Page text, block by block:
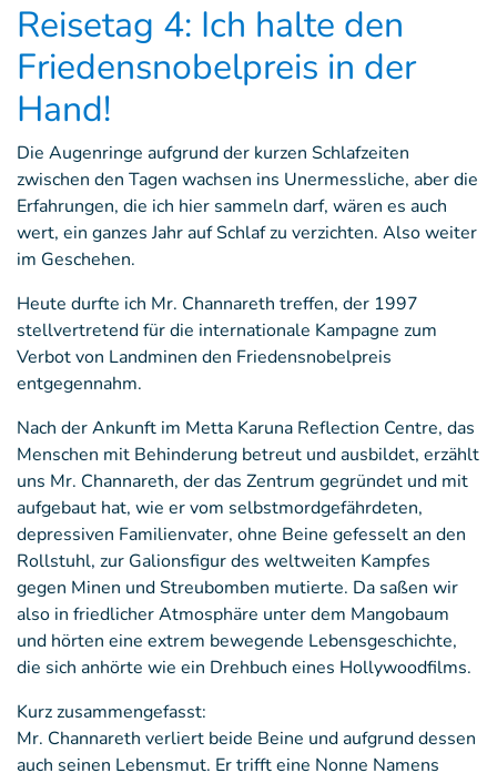
Reisetag 4: Ich halte den
Friedensnobelpreis in der
Hand!
Die Augenringe aufgrund der kurzen Schlafzeiten
zwischen den Tagen wachsen ins Unermessliche, aber die
Erfahrungen, die ich hier sammeln darf, wären es auch
wert, ein ganzes Jahr auf Schlaf zu verzichten. Also weiter
im Geschehen.
Heute durfte ich Mr. Channareth treffen, der 1997
stellvertretend für die internationale Kampagne zum
Verbot von Landminen den Friedensnobelpreis
entgegennahm.
Nach der Ankunft im Metta Karuna Reflection Centre, das
Menschen mit Behinderung betreut und ausbildet, erzählt
uns Mr. Channareth, der das Zentrum gegründet und mit
aufgebaut hat, wie er vom selbstmordgefährdeten,
depressiven Familienvater, ohne Beine gefesselt an den
Rollstuhl, zur Galionsfigur des weltweiten Kampfes
gegen Minen und Streubomben mutierte. Da saßen wir
also in friedlicher Atmosphäre unter dem Mangobaum
und hörten eine extrem bewegende Lebensgeschichte,
die sich anhörte wie ein Drehbuch eines Hollywoodfilms.
Kurz zusammengefasst:
Mr. Channareth verliert beide Beine und aufgrund dessen
auch seinen Lebensmut. Er trifft eine Nonne Namens